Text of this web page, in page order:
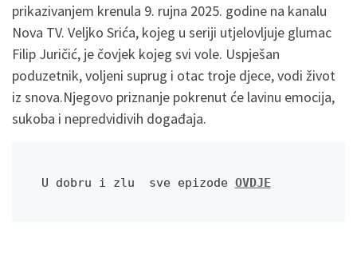
prikazivanjem krenula 9. rujna 2025. godine na kanalu
Nova TV. Veljko Srića, kojeg u seriji utjelovljuje glumac
Filip Juričić, je čovjek kojeg svi vole. Uspješan
poduzetnik, voljeni suprug i otac troje djece, vodi život
iz snova.Njegovo priznanje pokrenut će lavinu emocija,
sukoba i nepredvidivih događaja.
U dobru i zlu  sve epizode OVDJE